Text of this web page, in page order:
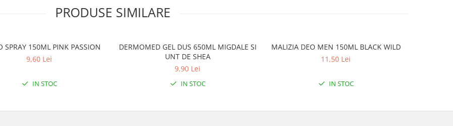
PRODUSE SIMILARE
SPRAY 150ML PINK PASSION
9,60 Lei
IN STOC
DERMOMED GEL DUS 650ML MIGDALE SI
UNT DE SHEA
9,90 Lei
IN STOC
MALIZIA DEO MEN 150ML BLACK WILD
11,50 Lei
IN STOC